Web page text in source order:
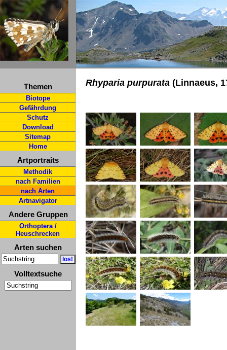
Themen
Biotope
Gefährdung
Schutz
Download
Sitemap
Home
Artportraits
Methodik
nach Familien
nach Arten
Artnavigator
Andere Gruppen
Orthoptera /
Heuschrecken
Arten suchen
Volltextsuche
Rhyparia purpurata (Linnaeus,